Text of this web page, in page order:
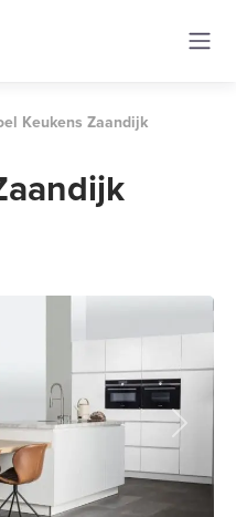
Keukens Zaandijk
Next